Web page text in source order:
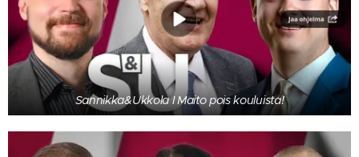
Sannikka&Ukkola I Maito pois kouluista!